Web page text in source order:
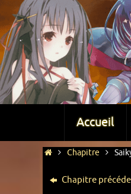
Accueil
Chapitre
Chapitre